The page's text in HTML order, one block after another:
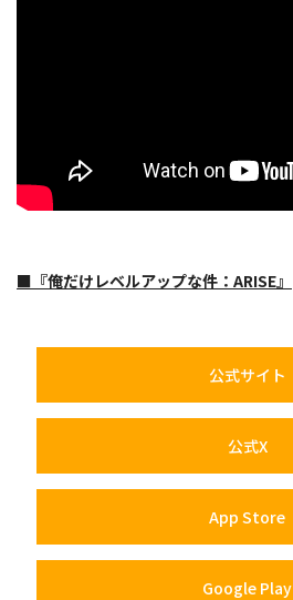
■『俺だけレベルアップな件：ARISE』
公式サイト
公式X
App Store
Google Play